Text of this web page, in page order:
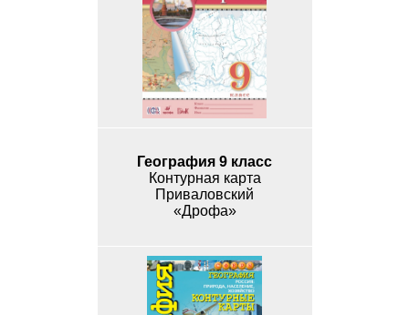
География 9 класс
Контурная карта
Приваловский
«Дрофа»